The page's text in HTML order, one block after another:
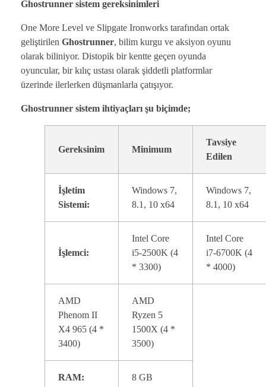
Ghostrunner sistem gereksinimleri
One More Level ve Slipgate Ironworks tarafından ortak
geliştirilen Ghostrunner, bilim kurgu ve aksiyon oyunu
olarak biliniyor. Distopik bir kentte geçen oyunda
oyuncular, bir kılıç ustası olarak şiddetli platformlar
üzerinde ilerlerken düşmanlarla çatışıyor.
Ghostrunner sistem ihtiyaçları şu biçimde;
Gereksinim Minimum
Tavsiye
Edilen
İşletim
Sistemi:
Windows 7,
8.1, 10 x64
Windows 7,
8.1, 10 x64
İşlemci:
Intel Core
i5-2500K (4
* 3300)
Intel Core
i7-6700K (4
* 4000)
AMD
Phenom II
X4 965 (4 *
3400)
AMD
Ryzen 5
1500X (4 *
3500)
RAM: 8 GB